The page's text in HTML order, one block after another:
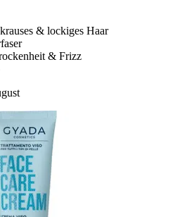
& lockiges Haar
& Frizz